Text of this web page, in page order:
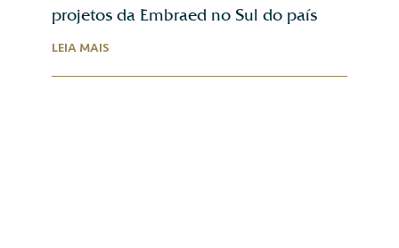
projetos da Embraed no Sul do país
LEIA MAIS